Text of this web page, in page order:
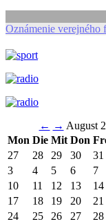
Oznámenie verejného
← → August
Mon Die Mit Don
27
28 29 30 31
3
4 5 6 7
10
11 12 13 14
17
18 19 20 21
24
25 26 27 28